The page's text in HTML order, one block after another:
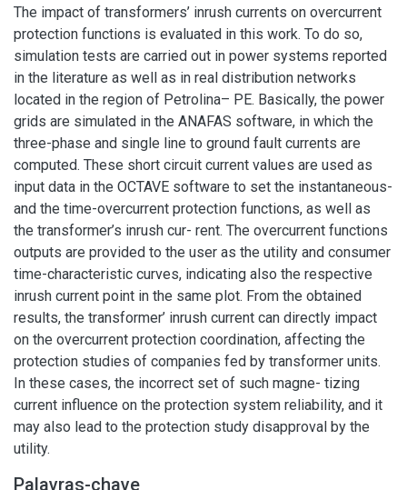
The impact of transformers’ inrush currents on overcurrent
protection functions is evaluated in this work. To do so,
simulation tests are carried out in power systems reported
in the literature as well as in real distribution networks
located in the region of Petrolina– PE. Basically, the power
grids are simulated in the ANAFAS software, in which the
three-phase and single line to ground fault currents are
computed. These short circuit current values are used as
input data in the OCTAVE software to set the instantaneous-
and the time-overcurrent protection functions, as well as
the transformer’s inrush cur- rent. The overcurrent functions
outputs are provided to the user as the utility and consumer
time-characteristic curves, indicating also the respective
inrush current point in the same plot. From the obtained
results, the transformer’ inrush current can directly impact
on the overcurrent protection coordination, affecting the
protection studies of companies fed by transformer units.
In these cases, the incorrect set of such magne- tizing
current influence on the protection system reliability, and it
may also lead to the protection study disapproval by the
utility.
Palavras-chave